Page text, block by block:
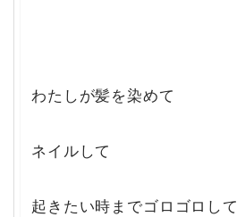
わたしが髪を染めて
ネイルして
起きたい時までゴロゴロして